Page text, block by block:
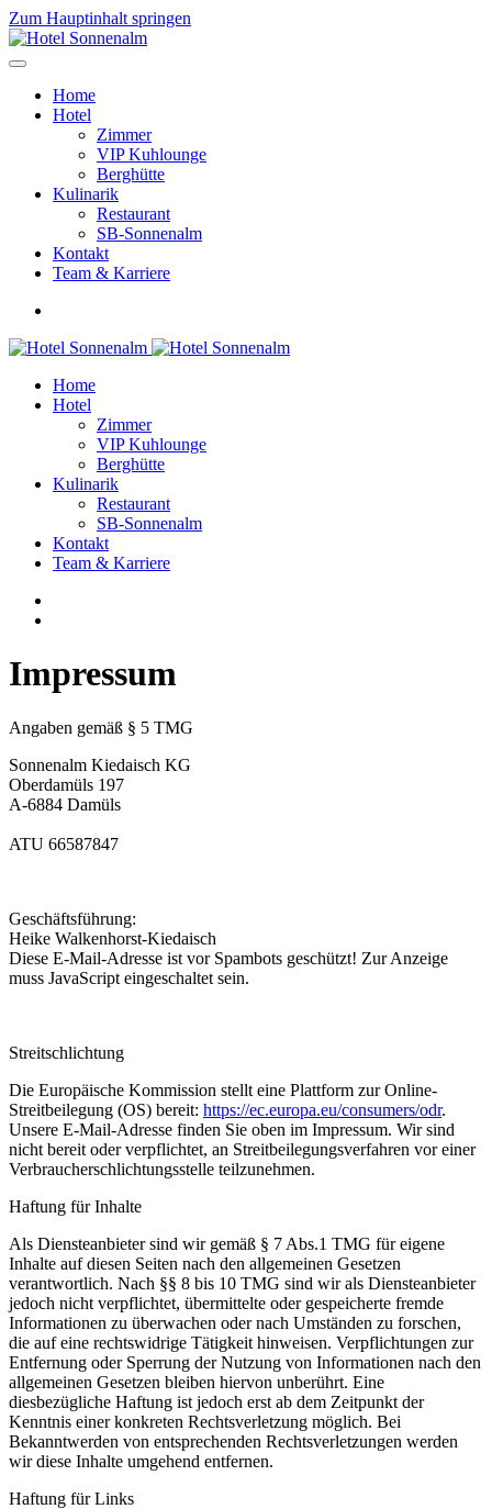
Zum Hauptinhalt springen
Home
Hotel
Zimmer
VIP Kuhlounge
Berghütte
Kulinarik
Restaurant
SB-Sonnenalm
Kontakt
Team & Karriere
Home
Hotel
Zimmer
VIP Kuhlounge
Berghütte
Kulinarik
Restaurant
SB-Sonnenalm
Kontakt
Team & Karriere
Impressum
Angaben gemäß § 5 TMG
Sonnenalm Kiedaisch KG
Oberdamüls 197
A-6884 Damüls
ATU 66587847
Geschäftsführung:
Heike Walkenhorst-Kiedaisch
Diese E-Mail-Adresse ist vor Spambots geschützt! Zur Anzeige
muss JavaScript eingeschaltet sein.
Streitschlichtung
Die Europäische Kommission stellt eine Plattform zur Online-
Streitbeilegung (OS) bereit: https://ec.europa.eu/consumers/odr.
Unsere E-Mail-Adresse finden Sie oben im Impressum. Wir sind
nicht bereit oder verpflichtet, an Streitbeilegungsverfahren vor einer
Verbraucherschlichtungsstelle teilzunehmen.
Haftung für Inhalte
Als Diensteanbieter sind wir gemäß § 7 Abs.1 TMG für eigene
Inhalte auf diesen Seiten nach den allgemeinen Gesetzen
verantwortlich. Nach §§ 8 bis 10 TMG sind wir als Diensteanbieter
jedoch nicht verpflichtet, übermittelte oder gespeicherte fremde
Informationen zu überwachen oder nach Umständen zu forschen,
die auf eine rechtswidrige Tätigkeit hinweisen. Verpflichtungen zur
Entfernung oder Sperrung der Nutzung von Informationen nach den
allgemeinen Gesetzen bleiben hiervon unberührt. Eine
diesbezügliche Haftung ist jedoch erst ab dem Zeitpunkt der
Kenntnis einer konkreten Rechtsverletzung möglich. Bei
Bekanntwerden von entsprechenden Rechtsverletzungen werden
wir diese Inhalte umgehend entfernen.
Haftung für Links